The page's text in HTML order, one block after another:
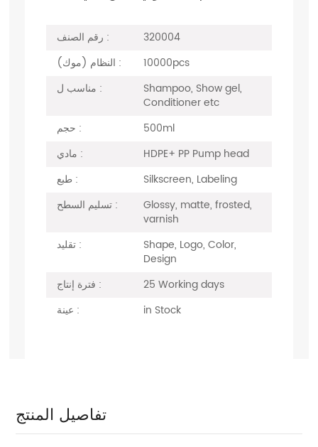
رقم الصنف :
320004
النظام (موك) :
10000pcs
مناسب ل :
Shampoo, Show gel,
Conditioner etc
حجم :
500ml
مادي :
HDPE+ PP Pump head
طبع :
Silkscreen, Labeling
تسليم السطح :
Glossy, matte, frosted,
varnish
تقليد :
Shape, Logo, Color,
Design
فترة إنتاج :
25 Working days
عينة :
in Stock
تفاصيل المنتج